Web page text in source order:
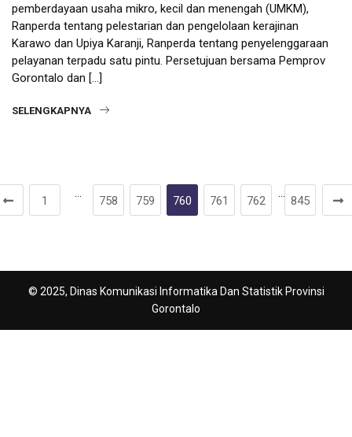
pemberdayaan usaha mikro, kecil dan menengah (UMKM),
Ranperda tentang pelestarian dan pengelolaan kerajinan
Karawo dan Upiya Karanji, Ranperda tentang penyelenggaraan
pelayanan terpadu satu pintu. Persetujuan bersama Pemprov
Gorontalo dan […]
SELENGKAPNYA
1
…
758 759 760 761 762
…
845
© 2025, Dinas Komunikasi Informatika Dan Statistik Provinsi
Gorontalo